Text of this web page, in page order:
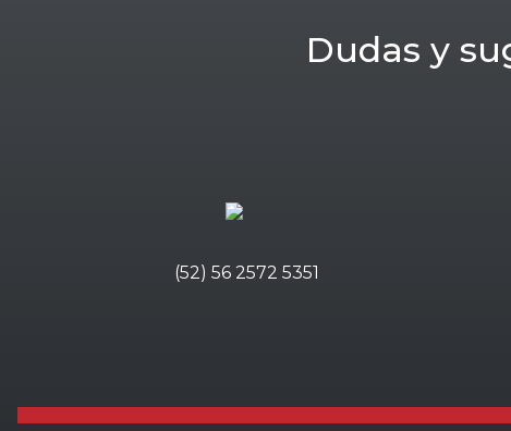
Dudas y
(52) 56 2572 5351